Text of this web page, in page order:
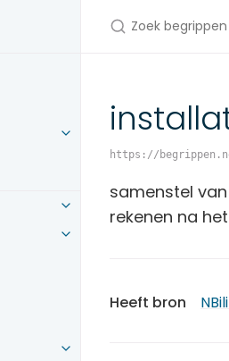
https://
samenstel
rekenen na het
Heeft bron